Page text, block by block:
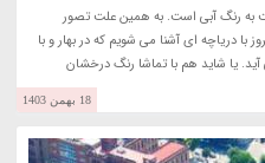
به رنگ آبی است. به همین علت تصور
با دریاچه ای آشنا می شویم که در بهار و با
یا شاید هم با تماشا رنگ درخشان
18 بهمن 1403